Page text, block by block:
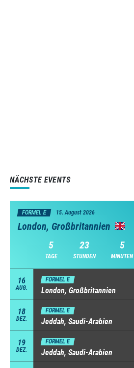
NÄCHSTE EVENTS
FORMEL E 15. August 2026
London, Großbritannien
5
TAGE
23
STUNDEN
5
MINUTEN
16
AUG.
FORMEL E
London, Großbritannien
18
DEZ.
FORMEL E
Jeddah, Saudi-Arabien
19
DEZ.
FORMEL E
Jeddah, Saudi-Arabien